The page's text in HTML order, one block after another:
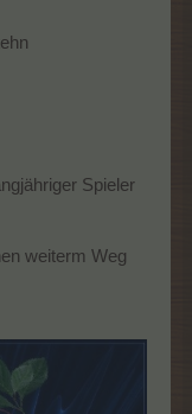
Spieler
weiterm Weg